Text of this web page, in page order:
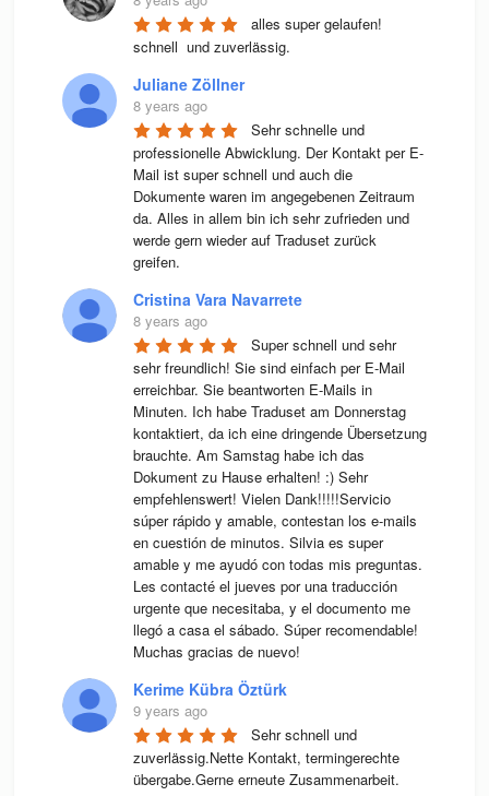
alles super gelaufen!
schnell  und zuverlässig.
Juliane Zöllner
8 years ago
Sehr schnelle und
professionelle Abwicklung. Der Kontakt per E-
Mail ist super schnell und auch die
Dokumente waren im angegebenen Zeitraum
da. Alles in allem bin ich sehr zufrieden und
werde gern wieder auf Traduset zurück
greifen.
Cristina Vara Navarrete
8 years ago
Super schnell und sehr
sehr freundlich! Sie sind einfach per E-Mail
erreichbar. Sie beantworten E-Mails in
Minuten. Ich habe Traduset am Donnerstag
kontaktiert, da ich eine dringende Übersetzung
brauchte. Am Samstag habe ich das
Dokument zu Hause erhalten! :) Sehr
empfehlenswert! Vielen Dank!!!!!Servicio
súper rápido y amable, contestan los e-mails
en cuestión de minutos. Silvia es super
amable y me ayudó con todas mis preguntas.
Les contacté el jueves por una traducción
urgente que necesitaba, y el documento me
llegó a casa el sábado. Súper recomendable!
Muchas gracias de nuevo!
Kerime Kübra Öztürk
9 years ago
Sehr schnell und
zuverlässig.Nette Kontakt, termingerechte
übergabe.Gerne erneute Zusammenarbeit.